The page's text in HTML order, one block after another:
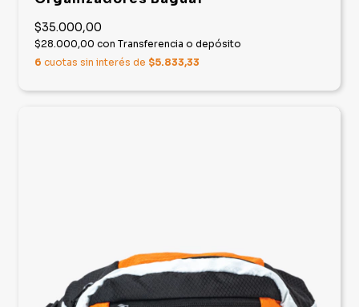
$35.000,00
$28.000,00 con Transferencia o depósito
6 cuotas sin interés de $5.833,33